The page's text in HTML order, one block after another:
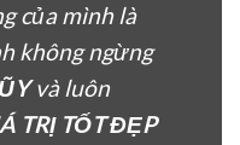
của mình là
không ngừng
và luôn
TRỊ TỐT ĐẸP